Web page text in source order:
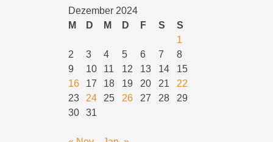
Dezember 2024
M
D M D F S
S
1
2
3 4 5 6 7
8
9
10 11 12 13 14
15
16
17 18 19 20 21
22
23
24 25 26 27 28
29
30
31